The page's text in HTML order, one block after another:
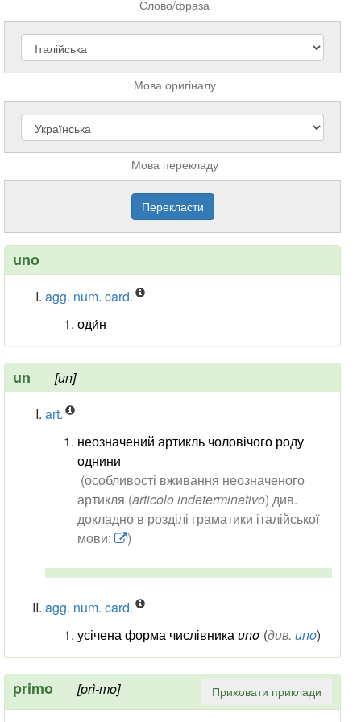
Слово/фраза
Мова оригіналу
Мова перекладу
uno
agg. num. card.
оди́н
un
[un]
art.
неозначений артикль чоловічого роду
однини
(особливості вживання неозначеного
артикля (articolo indeterminativo) див.
докладно в розділі граматики італійської
мови:
)
agg. num. card.
усічена форма числівникаuno (див. uno)
primo [prì-mo] Приховати приклади